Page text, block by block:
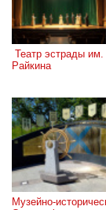
Райкина
Музейно-